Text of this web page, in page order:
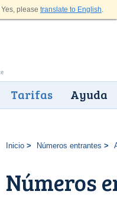
Yes, please translate to English.
Tarifas Ayuda
Inicio Números entrantes
Números